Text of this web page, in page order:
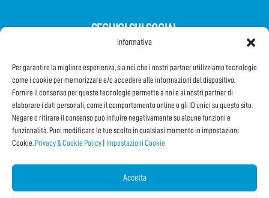
Informativa
Per garantire la migliore esperienza, sia noi che i nostri partner utilizziamo tecnologie
come i cookie per memorizzare e/o accedere alle informazioni del dispositivo.
Fornire il consenso per queste tecnologie permette a noi e ai nostri partner di
elaborare i dati personali, come il comportamento online o gli ID unici su questo sito.
Negare o ritirare il consenso può influire negativamente su alcune funzioni e
funzionalità. Puoi modificare le tue scelte in qualsiasi momento in impostazioni
Cookie. Privacy & Cookie Policy Impostazioni Cookie
Accetta
SEGUICI SUI SOCIAL
Iscriviti alla Newsletter
CONDIVIDI QUESTA PAGINA!
Facebook